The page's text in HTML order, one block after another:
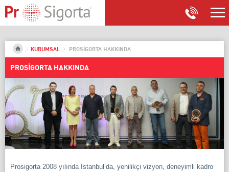
KURUMSAL PROSİGORTA HAKKINDA
PROSİGORTA HAKKINDA
Prosigorta 2008 yılında İstanbul’da, yenilikçi vizyon, deneyimli kadro